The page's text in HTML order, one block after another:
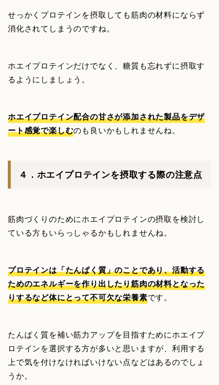
せっかくプロテインを摂取しても筋肉の材料にならず
消化されてしまうのですね。
ホエイプロテインだけでなく、糖質も忘れずに摂取す
るようにしましょう。
ホエイプロテイン配合の甘さが添加された製品をデザ
ート感覚で楽しむのも良いかもしれませんね。
４．ホエイプロテインを摂取する際の注意点
筋肉づくりのためにホエイプロテインの摂取を検討し
ている方もいらっしゃるかもしれませんね。
プロテインは「たんぱく質」のことであり、活動する
ためのエネルギーを作り出したり筋肉の材料となった
りするなど体にとって不可欠な栄養素です。
たんぱく質を補い筋力アップを目指すためにホエイプ
ロテインを選択する方が多いと思いますが、利用する
上で気を付けなければいけない点などはあるのでしょ
うか。